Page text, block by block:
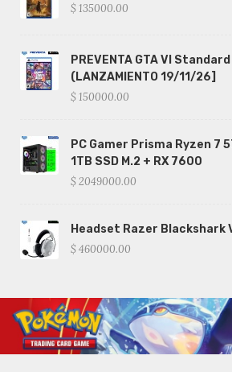
$ 135000.00
PREVENTA GTA VI
(LANZAMIENTO 19/11/26]
$ 150000.00
PC Gamer Prisma Ryzen 7
1TB SSD M.2 + RX 7600
$ 2049000.00
Headset Razer Blackshark
$ 460000.00